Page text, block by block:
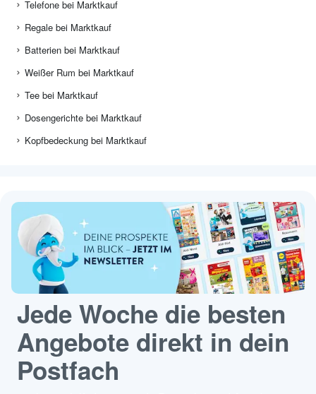
Telefone bei Marktkauf
Regale bei Marktkauf
Batterien bei Marktkauf
Weißer Rum bei Marktkauf
Tee bei Marktkauf
Dosengerichte bei Marktkauf
Kopfbedeckung bei Marktkauf
Jede Woche die besten
Angebote direkt in dein
Postfach